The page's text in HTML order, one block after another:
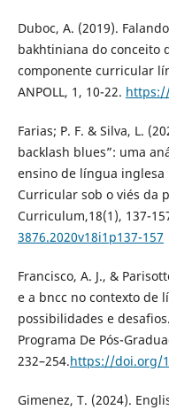
Duboc, A. (2019).
bakhtiniana do conceito
componente curricular
ANPOLL, 1, 10-22.
Farias; P. F. & Silva, L.
backlash blues”: uma
ensino de língua inglesa
Curricular sob o viés da
Curriculum,18(1), 137-
3876.2020v18i1p137-157
Francisco, A. J., &
e a bncc no contexto de
possibilidades e
Programa De Pós-
232–254.https://doi.org/
Gimenez, T. (2024).